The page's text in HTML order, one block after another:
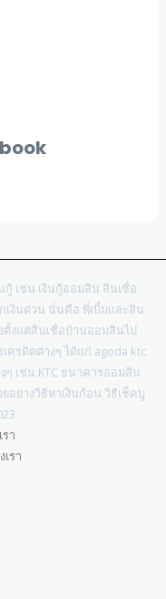
เช่น เงินกู้ออมสิน สินเชื่อ
งินด่วน นั่นคือ พี่เบิ้มและสิน
ตั้งแต่สินเชื่อบ้านออมสินไป
ครดิตต่างๆ ได้แก่ agoda ktc
เช่น KTC ธนาคารออมสิน
อย่างวิธีหาเงินก้อน วิธีเช็คบู
า
รา